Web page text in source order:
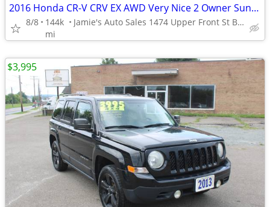
2016 Honda CR-V CRV EX AWD Very Nice 2 Owner Sunroof*Power Seat
8/8
144k
mi
Jamie's Auto Sales 1474 Upper Front St Binghamton, NY 13901
$3,995